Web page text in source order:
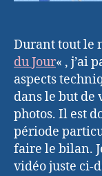
Durant tout le
du Jour« , j’ai
aspects
dans le but de
photos. Il est
période
faire le bilan.
vidéo juste ci-